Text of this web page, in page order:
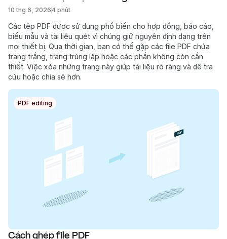
10 thg 6, 20264 phút
Các tệp PDF được sử dụng phổ biến cho hợp đồng, báo cáo,
biểu mẫu và tài liệu quét vì chúng giữ nguyên định dạng trên
mọi thiết bị. Qua thời gian, bạn có thể gặp các file PDF chứa
trang trắng, trang trùng lặp hoặc các phần không còn cần
thiết. Việc xóa những trang này giúp tài liệu rõ ràng và dễ tra
cứu hoặc chia sẻ hơn.
PDF editing
Cách ghép file PDF